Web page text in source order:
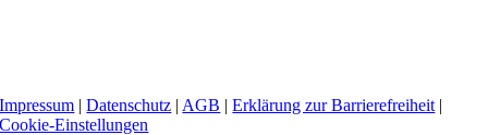
Impressum |Datenschutz | AGB |Erklärung zur Barrierefreiheit |
Cookie-Einstellungen